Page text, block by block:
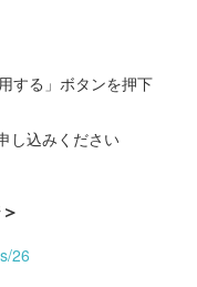
する」ボタンを押下
し込みください
26